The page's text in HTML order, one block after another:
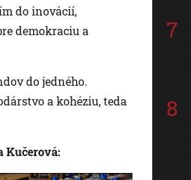
do inovácií,
demokraciu a
do jedného.
a kohéziu, teda
Kučerová: